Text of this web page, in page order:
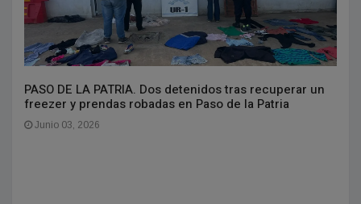
PASO DE LA PATRIA. Dos detenidos tras recuperar un
freezer y prendas robadas en Paso de la Patria
Junio 03, 2026